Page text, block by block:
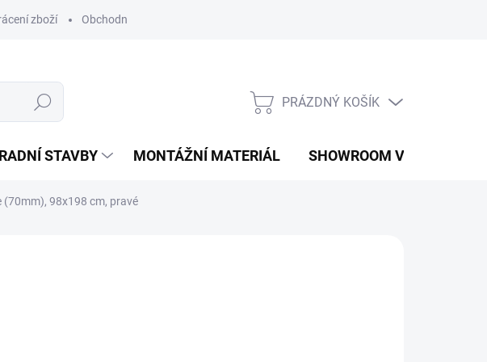
zboží Obchodní podmínky
Hledat
NÁKUPNÍ
PRÁZDNÝ KOŠÍK
STAVBY MONTÁŽNÍ MATERIÁL SHOWROOM V PRAZE
(70mm), 98x198 cm, pravé